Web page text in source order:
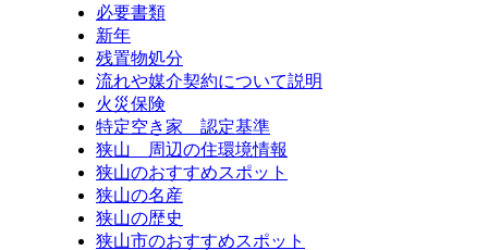
必要書類
新年
残置物処分
流れや媒介契約について説明
火災保険
特定空き家 認定基準
狭山 周辺の住環境情報
狭山のおすすめスポット
狭山の名産
狭山の歴史
狭山市のおすすめスポット